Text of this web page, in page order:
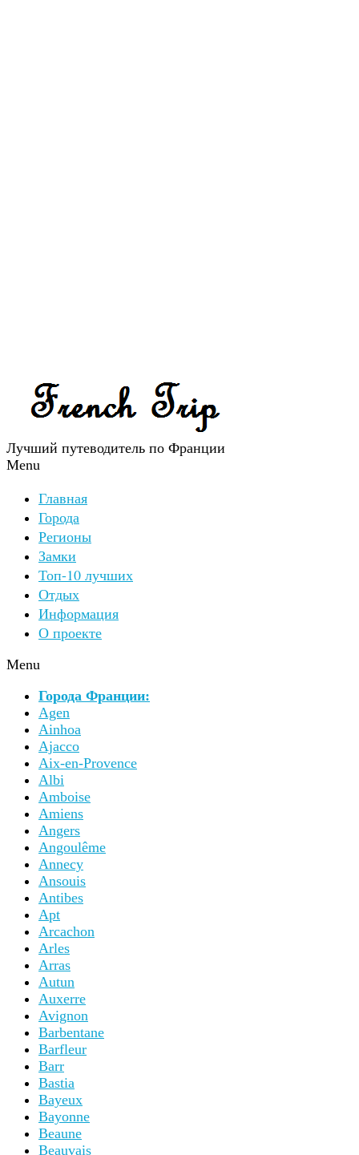
Лучший путеводитель по Франции
Menu
Главная
Города
Регионы
Замки
Топ-10 лучших
Отдых
Информация
О проекте
Menu
Города Франции:
Agen
Ainhoa
Ajacco
Aix-en-Provence
Albi
Amboise
Amiens
Angers
Angoulême
Annecy
Ansouis
Antibes
Apt
Arcachon
Arles
Arras
Autun
Auxerre
Avignon
Barbentane
Barfleur
Barr
Bastia
Bayeux
Bayonne
Beaune
Beauvais